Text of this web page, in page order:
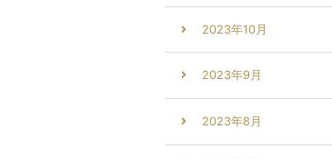
2023年10月
2023年9月
2023年8月